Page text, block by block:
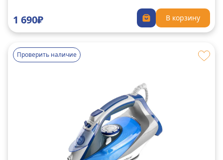
1 690₽ В корзину
Проверить наличие